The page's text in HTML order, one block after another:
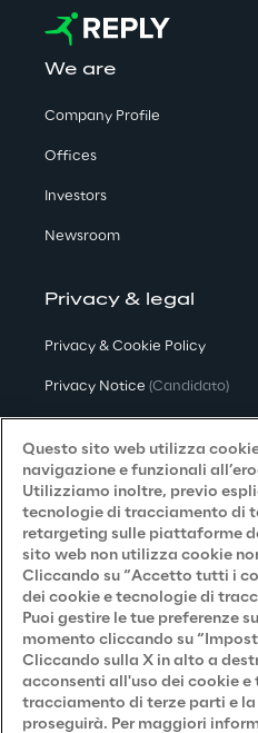
We are
Company Profile
Offices
Investors
Newsroom
Privacy & legal
Privacy & Cookie Policy
Privacy Notice (Candidato)
Privacy Notice(Fornitore)
Privacy Notice (Marketing)
Accessibilità
Careers
Contacts
Questo sito web utilizza
navigazione e funzionali
Utilizziamo inoltre, previo
tecnologie di tracciamento di
retargeting sulle piattaforme
sito web non utilizza cookie
Cliccando su “Accetto tutti i
dei cookie e tecnologie di
Puoi gestire le tue preferenze
momento cliccando su
Cliccando sulla X in alto a
acconsenti all'uso dei cookie e
tracciamento di terze parti e
proseguirà. Per maggiori